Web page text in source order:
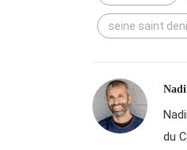
seine saint
du